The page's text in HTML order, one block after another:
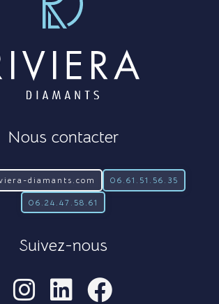
Nous contacter
diamants.com 06.61.51.56.35
06.24.47.58.61
Suivez-nous